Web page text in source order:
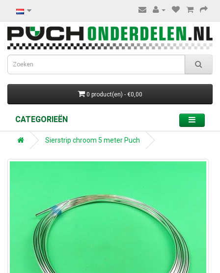
0 product(en) - €0,00
CATEGORIEËN
Sierstrip chroom 5 meter Puch